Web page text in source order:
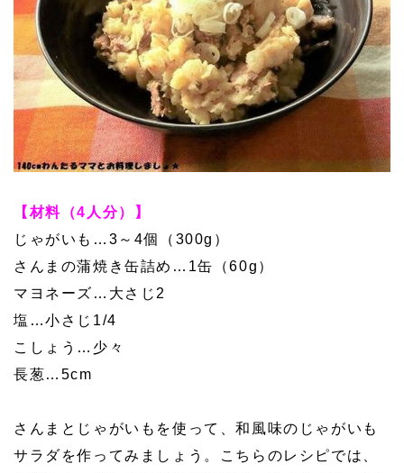
【材料（4人分）】
じゃがいも…3～4個（300g）
さんまの蒲焼き缶詰め…1缶（60g）
マヨネーズ…大さじ2
塩…小さじ1/4
こしょう…少々
長葱…5cm
さんまとじゃがいもを使って、和風味のじゃがいも
サラダを作ってみましょう。こちらのレシピでは、